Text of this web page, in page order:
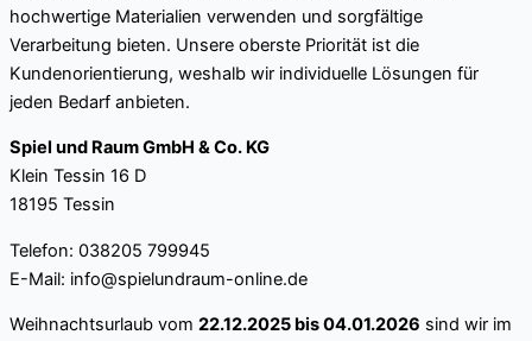
hochwertige Materialien verwenden und sorgfältige
Verarbeitung bieten. Unsere oberste Priorität ist die
Kundenorientierung, weshalb wir individuelle Lösungen für
jeden Bedarf anbieten.
Spiel und Raum GmbH & Co. KG
Klein Tessin 16 D
18195 Tessin
Telefon: 038205 799945
E-Mail: info@spielundraum-online.de
Weihnachtsurlaub vom 22.12.2025 bis 04.01.2026 sind wir im